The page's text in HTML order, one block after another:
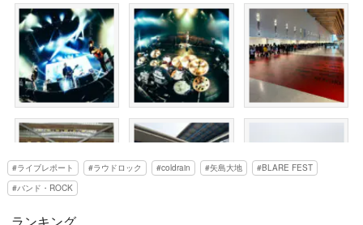
ライブレポート ラウドロック coldrain 矢島大地
BLARE FEST
バンド・ROCK
ランキング